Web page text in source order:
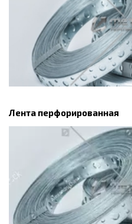
Лента перфорированная